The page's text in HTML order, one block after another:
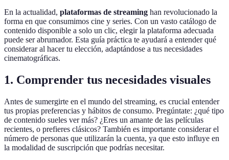
En la actualidad, plataformas de streaming han revolucionado la
forma en que consumimos cine y series. Con un vasto catálogo de
contenido disponible a solo un clic, elegir la plataforma adecuada
puede ser abrumador. Esta guía práctica te ayudará a entender qué
considerar al hacer tu elección, adaptándose a tus necesidades
cinematográficas.
1. Comprender tus necesidades visuales
Antes de sumergirte en el mundo del streaming, es crucial entender
tus propias preferencias y hábitos de consumo. Pregúntate: ¿qué tipo
de contenido sueles ver más? ¿Eres un amante de las películas
recientes, o prefieres clásicos? También es importante considerar el
número de personas que utilizarán la cuenta, ya que esto influye en
la modalidad de suscripción que podrías necesitar.